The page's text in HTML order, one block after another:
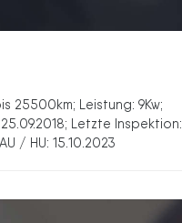
25500km; Leistung: 9Kw;
Letzte Inspektion:
/ HU: 15.10.2023